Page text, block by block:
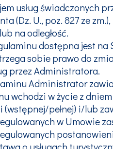
usług świadczonych
(Dz. U., poz. 827 ze
na odległość.
dostępna jest
sobie prawo do
przez Administratora.
Administrator
wchodzi w życie z
(wstępnej/pełnej) i/lub
w Umowie